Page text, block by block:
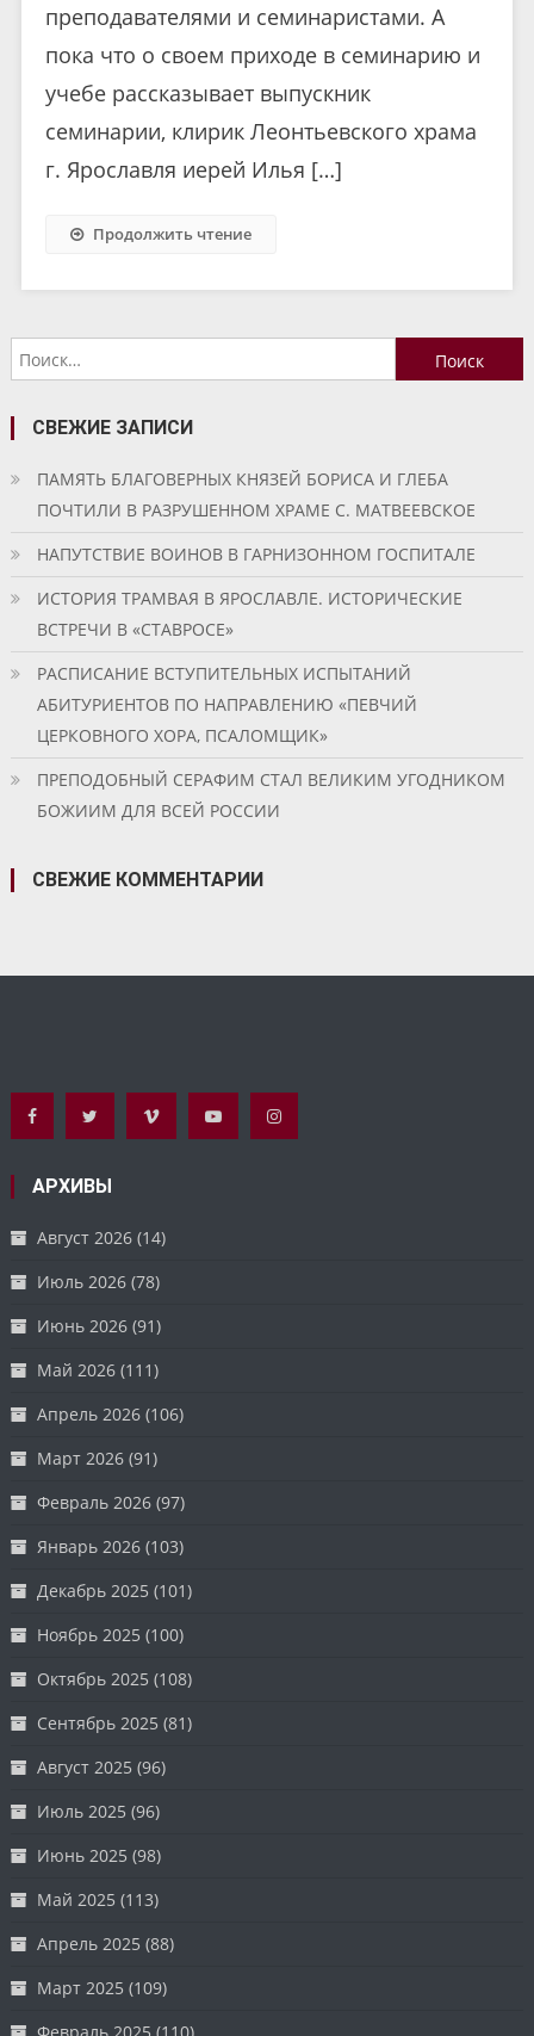
преподавателями и семинаристами. А
пока что о своем приходе в семинарию и
учебе рассказывает выпускник
семинарии, клирик Леонтьевского храма
г. Ярославля иерей Илья […]
Продолжить чтение
Найти:
СВЕЖИЕ ЗАПИСИ
ПАМЯТЬ БЛАГОВЕРНЫХ КНЯЗЕЙ БОРИСА И ГЛЕБА
ПОЧТИЛИ В РАЗРУШЕННОМ ХРАМЕ С. МАТВЕЕВСКОЕ
НАПУТСТВИЕ ВОИНОВ В ГАРНИЗОННОМ ГОСПИТАЛЕ
ИСТОРИЯ ТРАМВАЯ В ЯРОСЛАВЛЕ. ИСТОРИЧЕСКИЕ
ВСТРЕЧИ В «СТАВРОСЕ»
РАСПИСАНИЕ ВСТУПИТЕЛЬНЫХ ИСПЫТАНИЙ
АБИТУРИЕНТОВ ПО НАПРАВЛЕНИЮ «ПЕВЧИЙ
ЦЕРКОВНОГО ХОРА, ПСАЛОМЩИК»
ПРЕПОДОБНЫЙ СЕРАФИМ СТАЛ ВЕЛИКИМ УГОДНИКОМ
БОЖИИМ ДЛЯ ВСЕЙ РОССИИ
СВЕЖИЕ КОММЕНТАРИИ
АРХИВЫ
Август 2026 (14)
Июль 2026 (78)
Июнь 2026 (91)
Май 2026 (111)
Апрель 2026 (106)
Март 2026 (91)
Февраль 2026 (97)
Январь 2026 (103)
Декабрь 2025 (101)
Ноябрь 2025 (100)
Октябрь 2025 (108)
Сентябрь 2025 (81)
Август 2025 (96)
Июль 2025 (96)
Июнь 2025 (98)
Май 2025 (113)
Апрель 2025 (88)
Март 2025 (109)